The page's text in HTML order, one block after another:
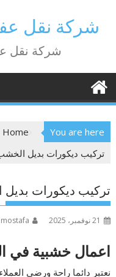
contentشركة نقل
شركة نقل
You are here
Home
تركيب ديكورات بديل الخشب الخبر
تركيب ديكورات بديل الخشب
21 نوفمبر، 2025
اعمال خشبية في
نعتبر دائما راحة ورضي